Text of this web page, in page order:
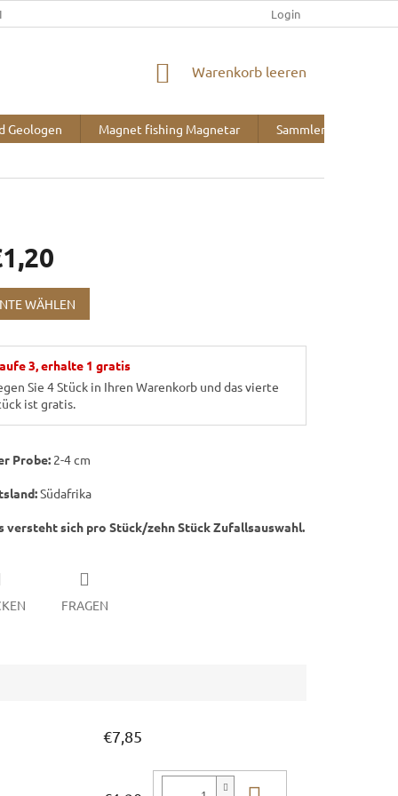
UND ZAHLUNG ÜBER UNS
Login
WARENKORB
Warenkorb leeren
Geologen Magnet fishing Magnetar
Sammlerbedarf
WÄHLEN
3, erhalte 1 gratis
Sie 4 Stück in Ihren Warenkorb und das vierte
ist gratis.
Probe: 2-4 cm
Südafrika
versteht sich pro Stück/zehn Stück Zufallsauswahl.
FRAGEN
€7,85